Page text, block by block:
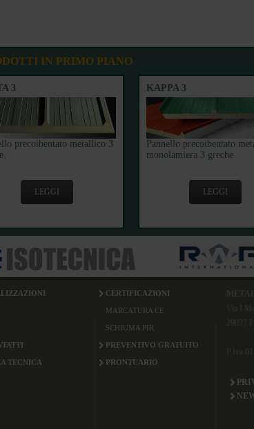
IN PRIMO PIANO
3
precoibentato metallico 3
LEGGI
KAPPA 3
Pannello precoibentato
monolamiera 3 greche
LEGGI
CERTIFICAZIONI
MARCATURA CE
SCHIUMA PIR
PREVENTIVO GRATUITO
TECNICA PRONTUARIO